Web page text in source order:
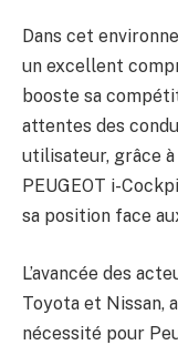
Dans cet
un excellent
booste sa
attentes des
utilisateur, grâce
PEUGEOT i-
sa position face
L’avancée des
Toyota et Nissan,
nécessité pour